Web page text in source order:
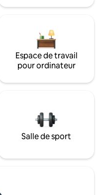
Espace de travail
pour ordinateur
Salle de sport